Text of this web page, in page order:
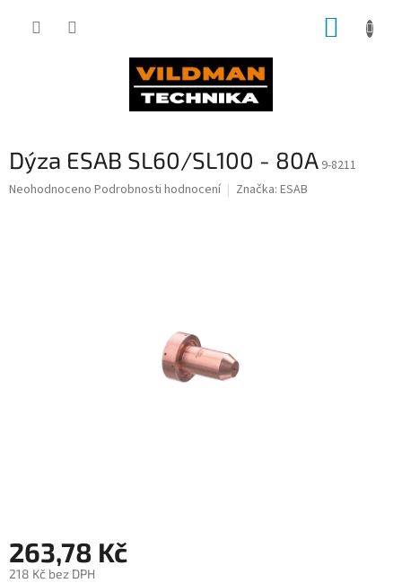
Dýza ESAB SL60/SL100 - 80A 9-8211
Průměrné
Neohodnoceno Podrobnosti hodnocení Značka: ESAB
263,78 Kč
218 Kč bez DPH